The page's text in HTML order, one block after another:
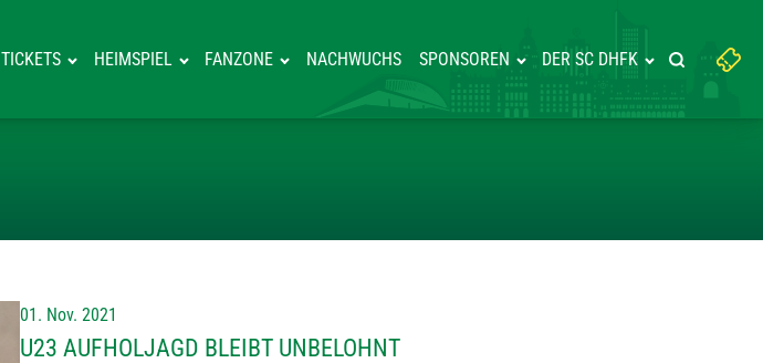
TICKETS HEIMSPIEL FANZONE NACHWUCHS SPONSOREN DER SC DHFK
Suchbegriff
eingeben:
Suche
01. Nov. 2021
U23 AUFHOLJAGD BLEIBT UNBELOHNT